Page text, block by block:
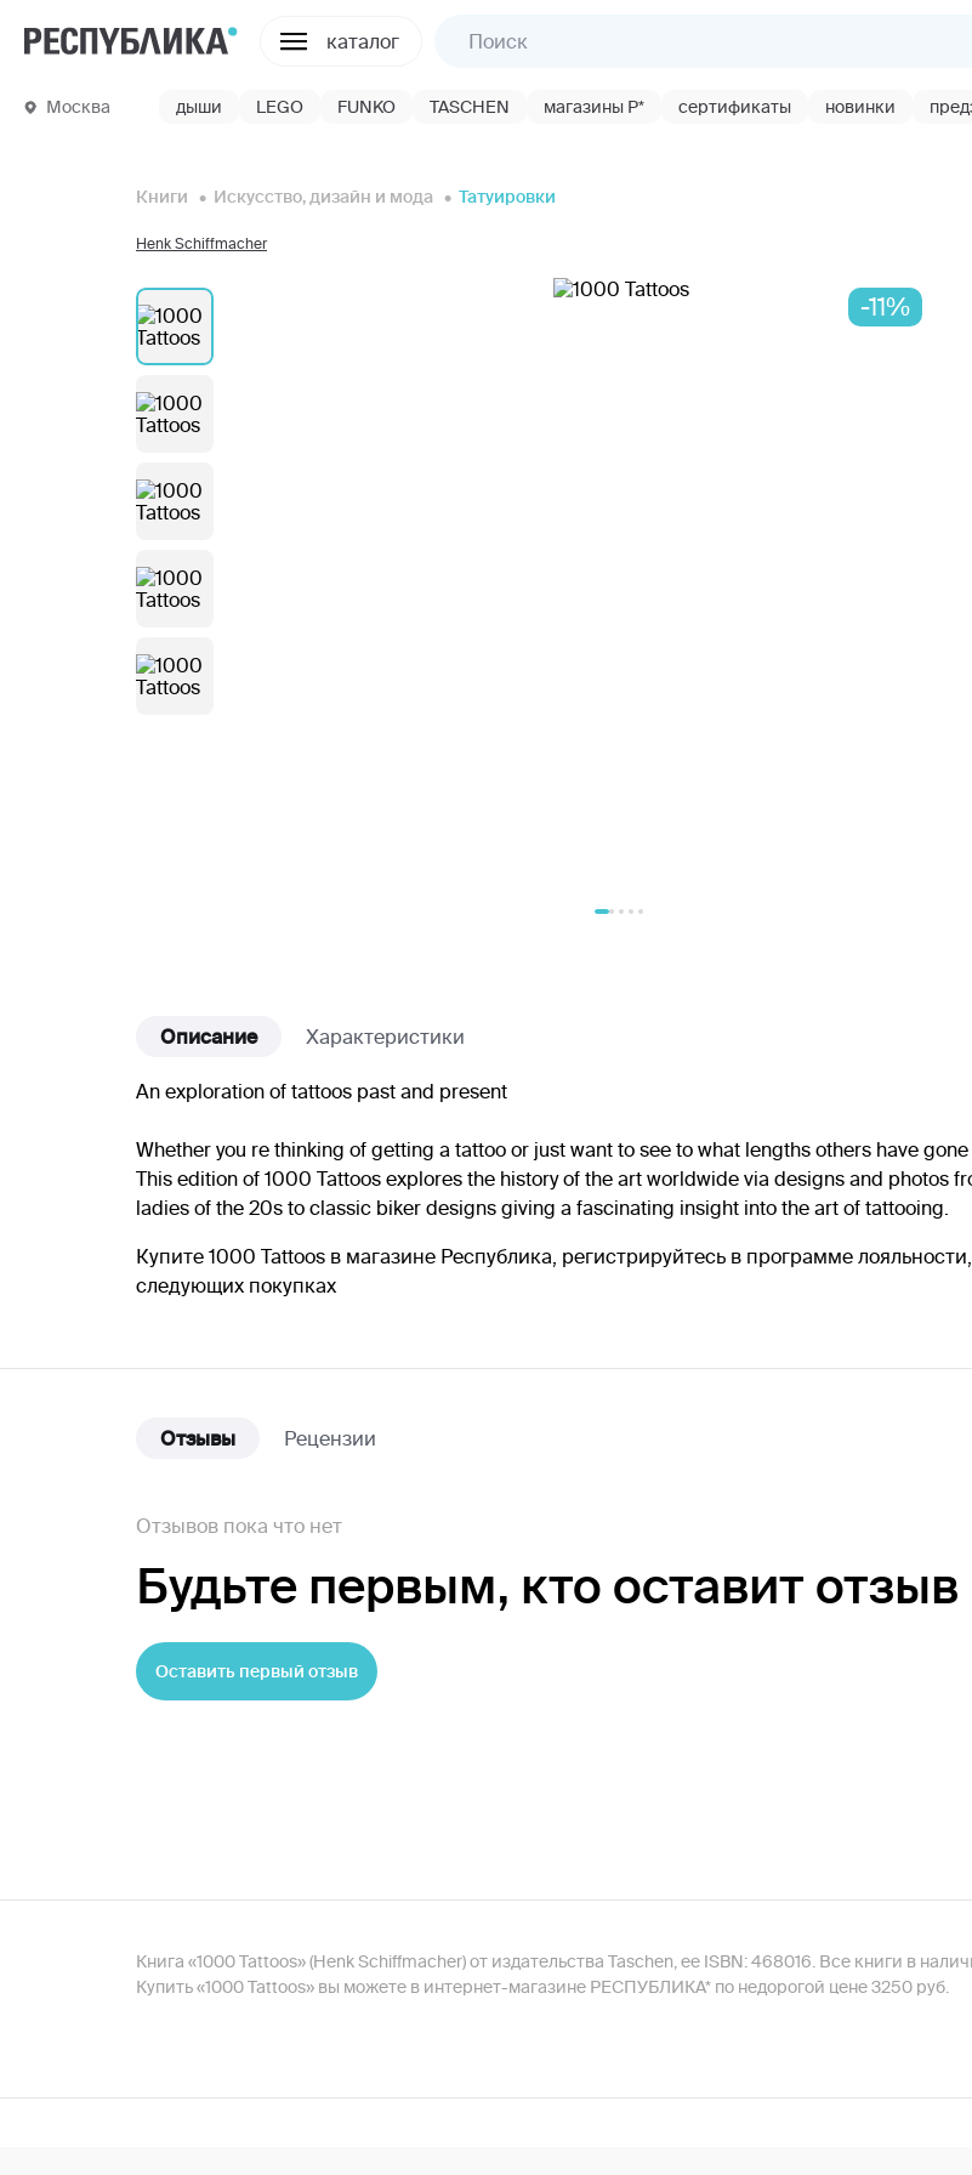
каталог
Москва дыши LEGO FUNKO TASCHEN магазины Р* сертификаты новинки
Книги Искусство, дизайн и мода Татуировки
-11%
Henk Schiffmacher
Описание Характеристики
An exploration of tattoos past and present
Whether you re thinking of getting a tattoo or just want to see to what lengths others have
This edition of 1000 Tattoos explores the history of the art worldwide via designs and photos
ladies of the 20s to classic biker designs giving a fascinating insight into the art of tattooing.
Купите 1000 Tattoos в магазине Республика, регистрируйтесь в программе
следующих покупках
Отзывы Рецензии
Отзывов пока что нет
Будьте первым, кто оставит отзыв
Оставить первый отзыв
Книга «1000 Tattoos» (Henk Schiffmacher) от издательства Taschen, ее ISBN: 468016. Все книги в
Купить «1000 Tattoos» вы можете в интернет-магазине РЕСПУБЛИКА* по недорогой цене 3250 руб.